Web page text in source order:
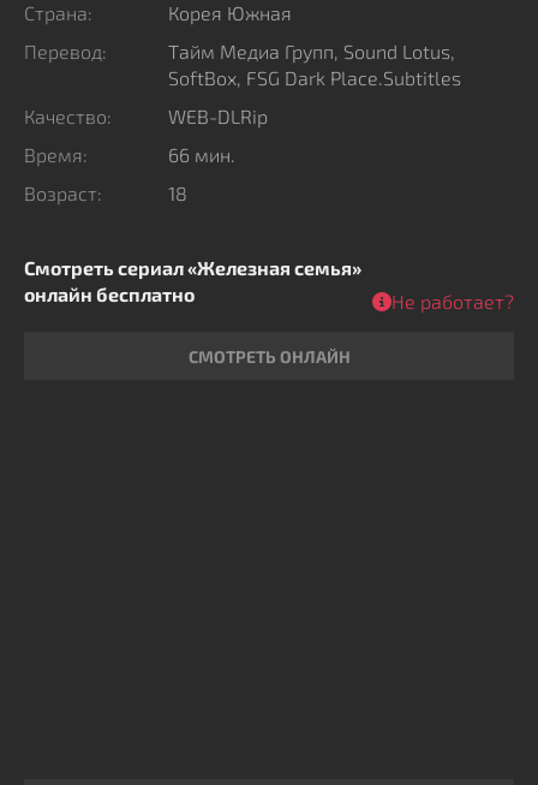
Страна:
Корея Южная
Перевод:
Тайм Медиа Групп, Sound Lotus,
SoftBox, FSG Dark Place.Subtitles
Качество:
WEB-DLRip
Время:
66 мин.
Возраст:
18
Смотреть сериал «Железная семья»
онлайн бесплатно
СМОТРЕТЬ ОНЛАЙН
Не работает?